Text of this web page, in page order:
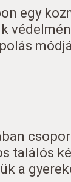
egy
találós
a